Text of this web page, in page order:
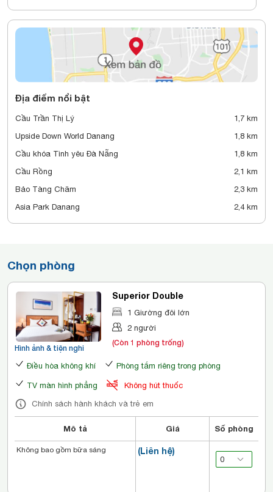
Địa điểm nổi bật
Cầu Trần Thị Lý
1,7 km
Upside Down World Danang
1,8 km
Cầu khóa Tình yêu Đà Nẵng
1,8 km
Cầu Rồng
2,1 km
Bảo Tàng Chăm
2,3 km
Asia Park Danang
2,4 km
Chọn phòng
Hình ảnh & tiện nghi
Superior Double
1 Giường đôi lớn
2 người
(Còn 1 phòng trống)
Điều hòa không khí Phòng tắm riêng trong phòng
TV màn hình phẳng
Không hút thuốc
Chính sách hành khách và trẻ em
Mô tả Giá Số phòng
(Liên hệ)
Không bao gồm bữa sáng